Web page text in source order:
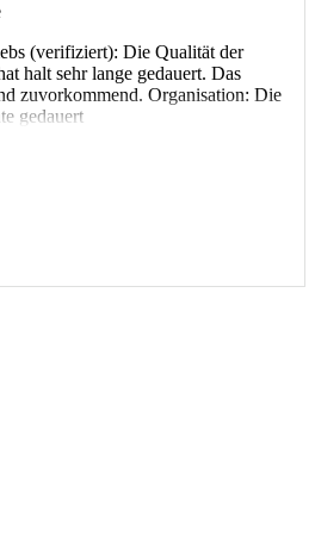
(verifiziert): Die Qualität der
halt sehr lange gedauert. Das
zuvorkommend. Organisation: Die
gedauert